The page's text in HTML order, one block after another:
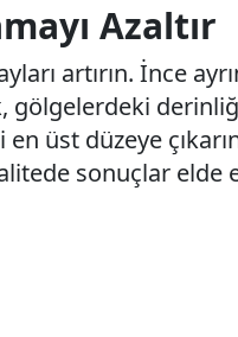
Azaltır
artırın. İnce
gölgelerdeki
üst düzeye
sonuçlar elde